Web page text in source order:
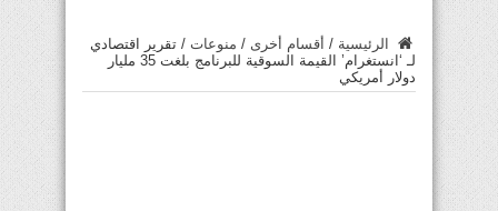
الرئيسية / أقسام أخرى / منوعات / تقرير اقتصادي
لـ ‘انستغرام’ القيمة السوقية للبرنامج بلغت 35 مليار
دولار أمريكي